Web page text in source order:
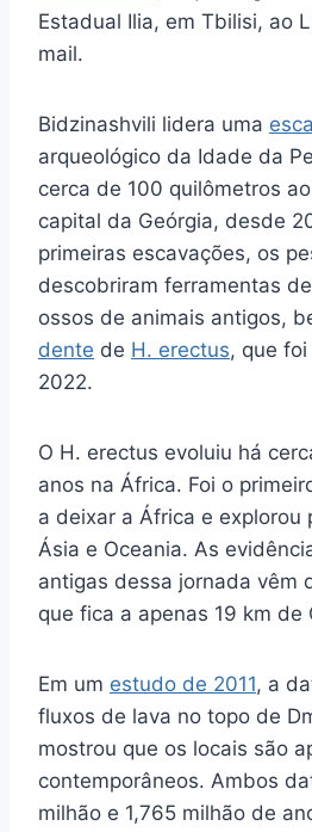
Estadual Ilia, em Tbilisi, ao
mail.
Bidzinashvili lidera uma
arqueológico da Idade da
cerca de 100 quilômetros
capital da Geórgia, desde
primeiras escavações, os
descobriram ferramentas
ossos de animais antigos,
dente de H. erectus, que
2022.
O H. erectus evoluiu há
anos na África. Foi o
a deixar a África e explorou
Ásia e Oceania. As
antigas dessa jornada vêm
que fica a apenas 19 km de
Em um estudo de 2011, a
fluxos de lava no topo de
mostrou que os locais são
contemporâneos. Ambos
milhão e 1,765 milhão de